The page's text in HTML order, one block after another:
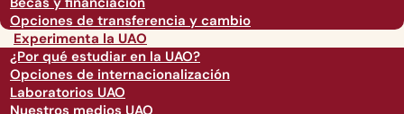
Opciones de transferencia y cambio
Experimenta la UAO
¿Por qué estudiar en la UAO?
Opciones de internacionalización
Laboratorios UAO
Nuestros medios UAO